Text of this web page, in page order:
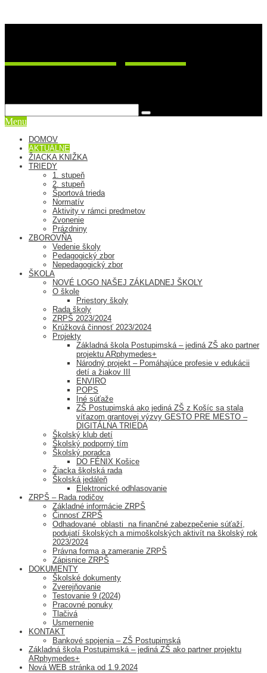
Menu
DOMOV
AKTUÁLNE
ŽIACKA KNIŽKA
TRIEDY
1. stupeň
2. stupeň
Športová trieda
Normatív
Aktivity v rámci predmetov
Zvonenie
Prázdniny
ZBOROVŇA
Vedenie školy
Pedagogický zbor
Nepedagogický zbor
ŠKOLA
NOVÉ LOGO NAŠEJ ZÁKLADNEJ ŠKOLY
O škole
Priestory školy
Rada školy
ZRPŠ 2023/2024
Krúžková činnosť 2023/2024
Projekty
Základná škola Postupimská – jediná ZŠ ako partner
projektu ARphymedes+
Národný projekt – Pomáhajúce profesie v edukácii
detí a žiakov III
ENVIRO
POPS
Iné súťaže
ZŠ Postupimská ako jediná ZŠ z Košíc sa stala
víťazom grantovej výzvy GESTO PRE MESTO –
DIGITÁLNA TRIEDA
Školský klub detí
Školský podporný tím
Školský poradca
DO FÉNIX Košice
Žiacka školská rada
Školská jedáleň
Elektronické odhlasovanie
ZRPŠ – Rada rodičov
Základné informácie ZRPŠ
Činnosť ZRPŠ
Odhadované oblasti na finančné zabezpečenie súťaží,
podujatí školských a mimoškolských aktivít na školský rok
2023/2024
Právna forma a zameranie ZRPŠ
Zápisnice ZRPŠ
DOKUMENTY
Školské dokumenty
Zverejňovanie
Testovanie 9 (2024)
Pracovné ponuky
Tlačivá
Usmernenie
KONTAKT
Bankové spojenia – ZŠ Postupimská
Základná škola Postupimská – jediná ZŠ ako partner projektu
ARphymedes+
Nová WEB stránka od 1.9.2024